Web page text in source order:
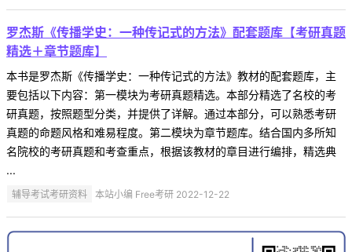
罗杰斯《传播学史：一种传记式的方法》配套题库【考研真题
精选＋章节题库】
本书是罗杰斯《传播学史：一种传记式的方法》教材的配套题库，主
要包括以下内容：第一模块为考研真题精选。本部分精选了名校的考
研真题，按照题型分类，并提供了详解。通过本部分，可以熟悉考研
真题的命题风格和难易程度。第二模块为章节题库。结合国内多所知
名院校的考研真题和考查重点，根据该教材的章目进行编排，精选典
...
辅导考试考研资料 本站小编 Free考研 2022-12-22